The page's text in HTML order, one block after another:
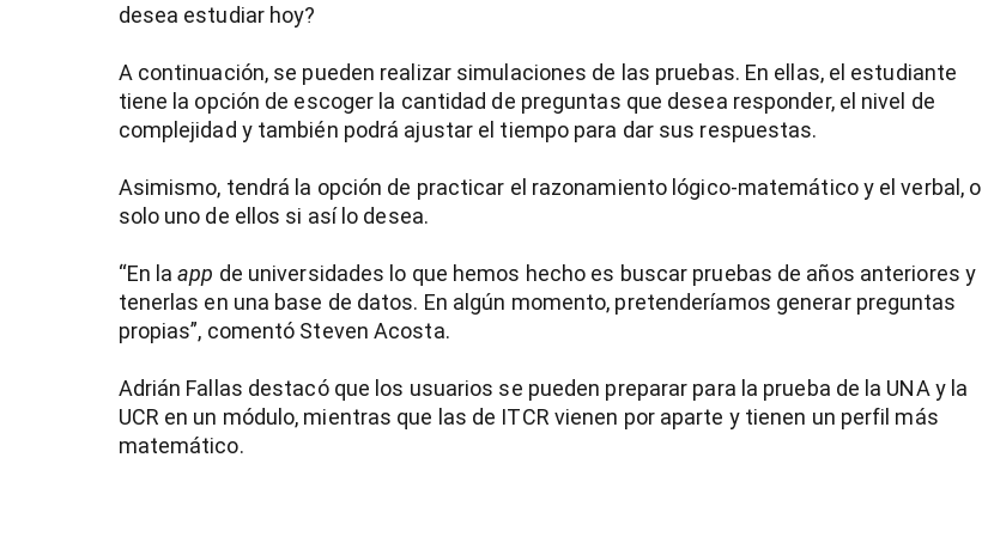
desea estudiar hoy?
A continuación, se pueden realizar simulaciones de las pruebas. En ellas, el estudiante
tiene la opción de escoger la cantidad de preguntas que desea responder, el nivel de
complejidad y también podrá ajustar el tiempo para dar sus respuestas.
Asimismo, tendrá la opción de practicar el razonamiento lógico-matemático y el verbal, o
solo uno de ellos si así lo desea.
“En laapp de universidades lo que hemos hecho es buscar pruebas de años anteriores y
tenerlas en una base de datos. En algún momento, pretenderíamos generar preguntas
propias”, comentó Steven Acosta.
Adrián Fallas destacó que los usuarios se pueden preparar para la prueba de la UNA y la
UCR en un módulo, mientras que las de ITCR vienen por aparte y tienen un perfil más
matemático.